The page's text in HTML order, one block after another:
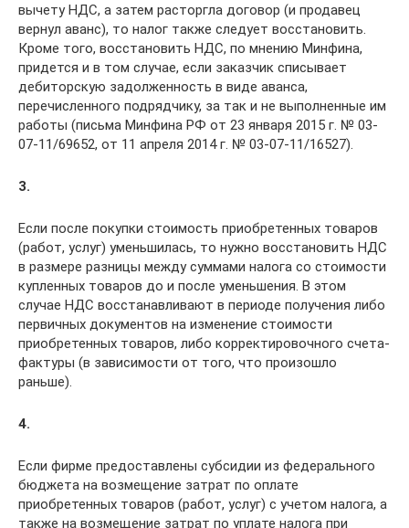
вычету НДС, а затем расторгла договор (и продавец
вернул аванс), то налог также следует восстановить.
Кроме того, восстановить НДС, по мнению Минфина,
придется и в том случае, если заказчик списывает
дебиторскую задолженность в виде аванса,
перечисленного подрядчику, за так и не выполненные им
работы (письма Минфина РФ от 23 января 2015 г. № 03-
07-11/69652, от 11 апреля 2014 г. № 03-07-11/16527).
3.
Если после покупки стоимость приобретенных товаров
(работ, услуг) уменьшилась, то нужно восстановить НДС
в размере разницы между суммами налога со стоимости
купленных товаров до и после уменьшения. В этом
случае НДС восстанавливают в периоде получения либо
первичных документов на изменение стоимости
приобретенных товаров, либо корректировочного счета-
фактуры (в зависимости от того, что произошло
раньше).
4.
Если фирме предоставлены субсидии из федерального
бюджета на возмещение затрат по оплате
приобретенных товаров (работ, услуг) с учетом налога, а
также на возмещение затрат по уплате налога при